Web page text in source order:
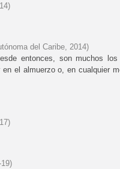
)
del Caribe, 2014)
entonces, son muchos
el almuerzo o, en cualquier
)
)